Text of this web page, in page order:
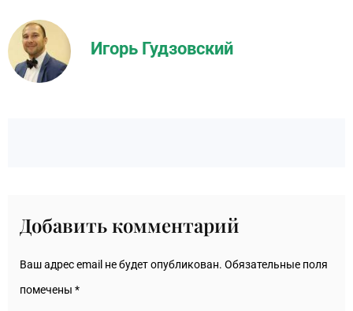
Игорь Гудзовский
Добавить комментарий
Ваш адрес email не будет опубликован. Обязательные поля
помечены *